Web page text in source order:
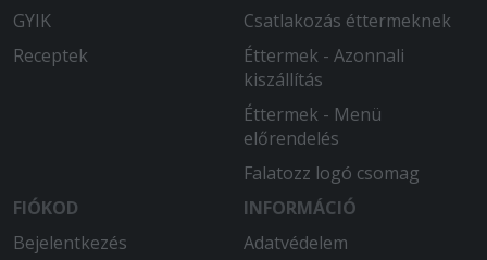
GYIK
Receptek
Csatlakozás éttermeknek
Éttermek - Azonnali
kiszállítás
Éttermek - Menü
előrendelés
Falatozz logó csomag
FIÓKOD
Bejelentkezés
INFORMÁCIÓ
Adatvédelem